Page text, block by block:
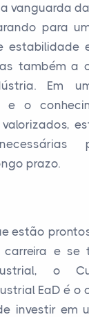
vanguarda
para
estabilidade
também a
Em
e o
prazo.
estão
e se
o
EaD é o
investir em